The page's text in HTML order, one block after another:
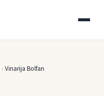
› Vinarija Bolfan